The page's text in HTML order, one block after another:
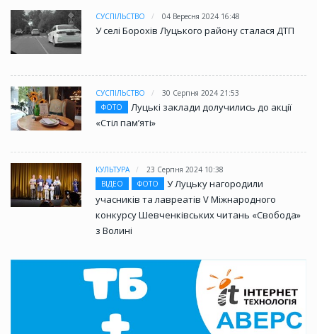
СУСПІЛЬСТВО 04 Вересня 2024 16:48
У селі Борохів Луцького району сталася ДТП
СУСПІЛЬСТВО
30 Серпня 2024 21:53
ФОТО
Луцькі заклади долучились до акції
«Стіл памʼяті»
КУЛЬТУРА
23 Серпня 2024 10:38
ВІДЕО
ФОТО
У Луцьку нагородили
учасників та лавреатів V Міжнародного
конкурсу Шевченківських читань «Свобода»
з Волині